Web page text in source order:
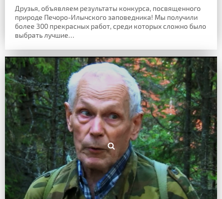
Друзья, объявляем результаты конкурса, посвященного
природе Печоро-Илычского заповедника! Мы получили
более 300 прекрасных работ, среди которых сложно было
выбрать лучшие…